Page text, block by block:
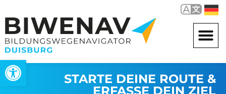
Werkzeugleiste öffnen
STARTE DEINE ROUTE &
ERFASSE DEIN ZIEL